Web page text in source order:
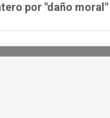
por "daño